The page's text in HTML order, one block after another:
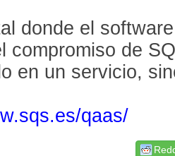
donde el
compromiso de
en un servicio,
qaas/